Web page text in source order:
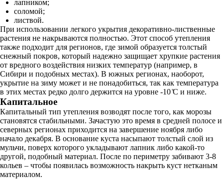
лапником;
соломой;
листвой.
При использовании легкого укрытия декоративно-лиственные
растения не накрываются полностью. Этот способ утепления
также подходит для регионов, где зимой образуется толстый
снежный покров, который надежно защищает хрупкие растения
от вредного воздействия низких температур (например, в
Сибири и подобных местах). В южных регионах, наоборот,
укрытие на зиму может и не понадобиться, так как температура
в этих местах редко долго держится на уровне -10 ̊С и ниже.
Капитальное
Капитальный тип утепления возводят после того, как морозы
становятся стабильными. Зачастую это время в средней полосе и
северных регионах приходится на завершение ноября либо
начало декабря. В основание куста насыпают толстый слой из
мульчи, поверх которого укладывают лапник либо какой-то
другой, подобный материал. После по периметру забивают 3-8
кольев – чтобы появилась возможность накрыть куст нетканым
материалом.